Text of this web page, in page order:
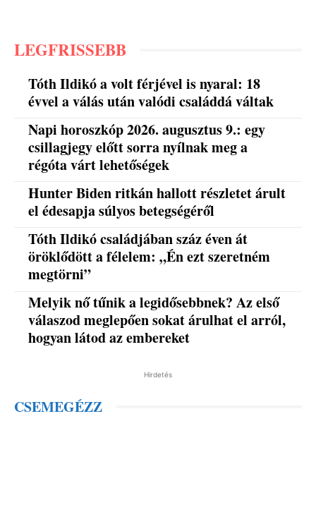
LEGFRISSEBB
Tóth Ildikó a volt férjével is nyaral: 18
évvel a válás után valódi családdá váltak
Napi horoszkóp 2026. augusztus 9.: egy
csillagjegy előtt sorra nyílnak meg a
régóta várt lehetőségek
Hunter Biden ritkán hallott részletet árult
el édesapja súlyos betegségéről
Tóth Ildikó családjában száz éven át
öröklődött a félelem: „Én ezt szeretném
megtörni”
Melyik nő tűnik a legidősebbnek? Az első
válaszod meglepően sokat árulhat el arról,
hogyan látod az embereket
Hirdetés
CSEMEGÉZZ